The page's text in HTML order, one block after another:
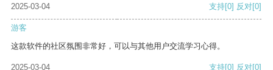
2025-03-04
支持[0] 反对[0]
游客
这款软件的社区氛围非常好，可以与其他用户交流学习心得。
2025-03-04 支持[0] 反对[0]